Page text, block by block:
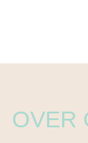
OVER